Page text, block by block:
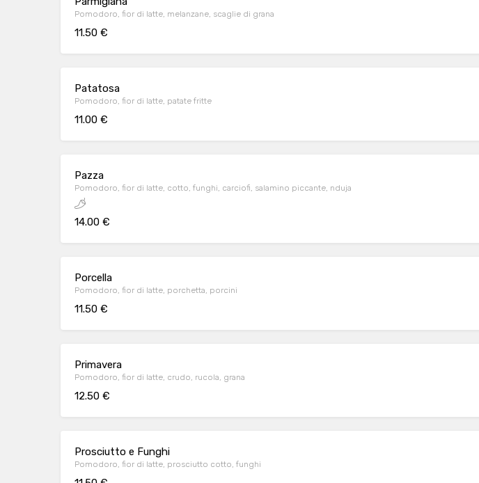
Pomodoro, fior di latte, melanzane, scaglie di grana
11.50 €
Patatosa
Pomodoro, fior di latte, patate fritte
11.00 €
Pazza
Pomodoro, fior di latte, cotto, funghi, carciofi, salamino piccante, nduja
14.00 €
Porcella
Pomodoro, fior di latte, porchetta, porcini
11.50 €
Primavera
Pomodoro, fior di latte, crudo, rucola, grana
12.50 €
Prosciutto e Funghi
Pomodoro, fior di latte, prosciutto cotto, funghi